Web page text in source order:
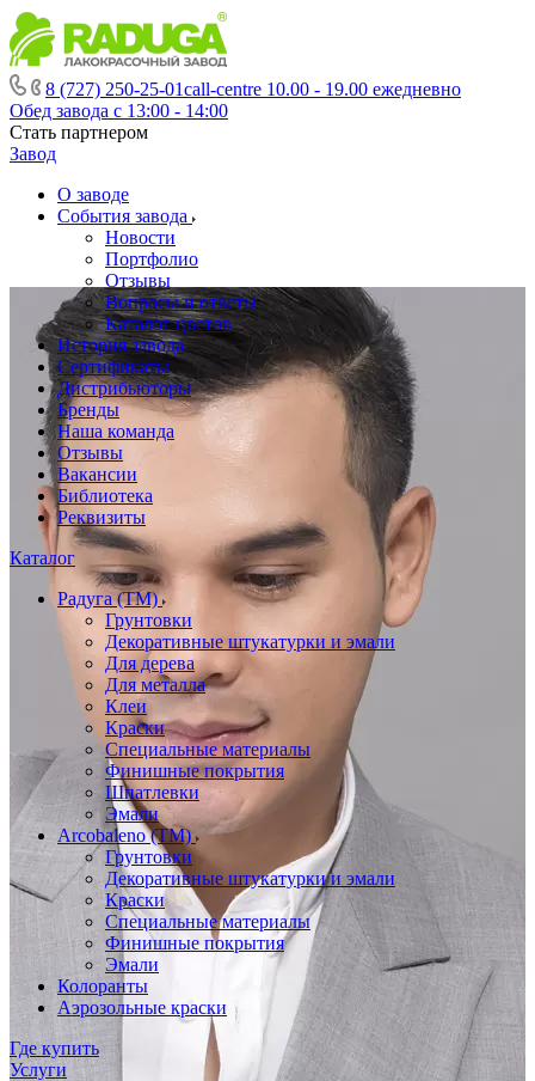
8 (727) 250-25-01call-centre 10.00 - 19.00 ежедневно
Обед завода с 13:00 - 14:00
Стать партнером
Завод
О заводе
События завода
Новости
Портфолио
Отзывы
Вопросы и ответы
Каталог цветов
История завода
Сертификаты
Дистрибьюторы
Бренды
Наша команда
Отзывы
Вакансии
Библиотека
Реквизиты
Каталог
Радуга (ТМ)
Грунтовки
Декоративные штукатурки и эмали
Для дерева
Для металла
Клеи
Краски
Специальные материалы
Финишные покрытия
Шпатлевки
Эмали
Arcobaleno (ТМ)
Грунтовки
Декоративные штукатурки и эмали
Краски
Специальные материалы
Финишные покрытия
Эмали
Колоранты
Аэрозольные краски
Где купить
Услуги